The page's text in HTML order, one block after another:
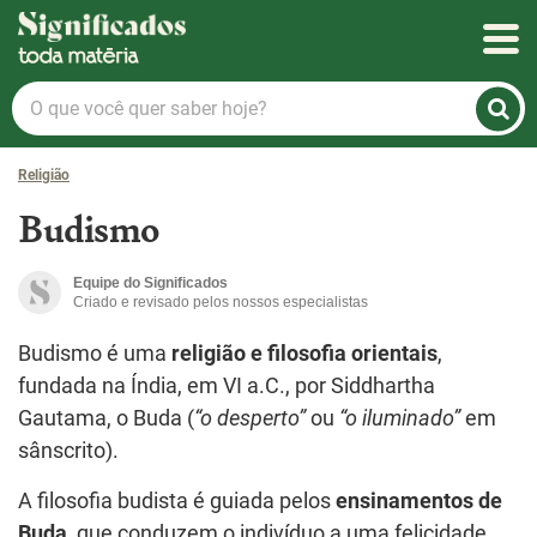
Significados
O
que
você
quer
hoje?
Religião
Budismo
Equipe do Significados
Criado e revisado pelos nossos especialistas
Budismo é uma religião e filosofia orientais,
fundada na Índia, em VI a.C., por Siddhartha
Gautama, o Buda (“o desperto”ou “o iluminado”em
sânscrito).
A filosofia budista é guiada pelos ensinamentos de